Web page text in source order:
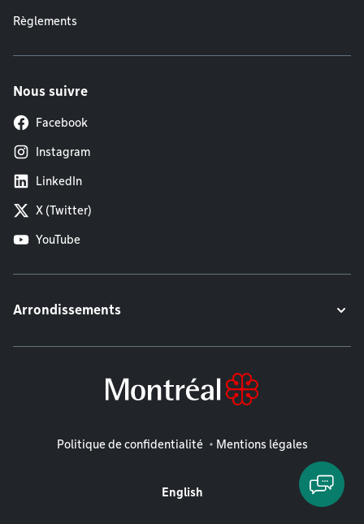
Règlements
Nous suivre
Facebook
Instagram
LinkedIn
X (Twitter)
YouTube
Arrondissements
Mentions légales
Politique de confidentialité Mentions légales
English